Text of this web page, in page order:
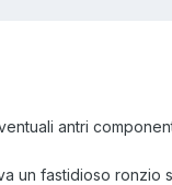
antri
un fastidioso ronzio